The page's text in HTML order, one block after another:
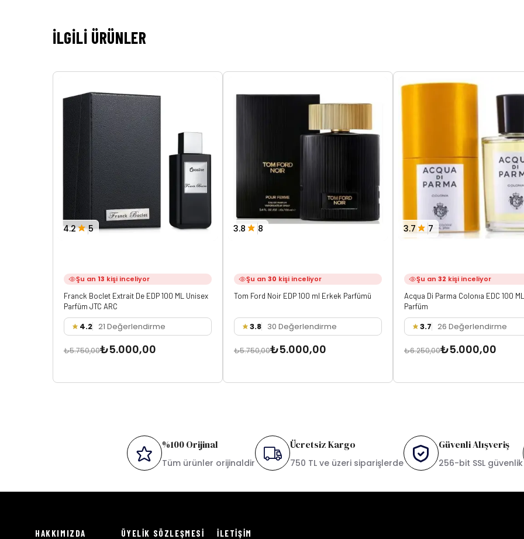
İLGILI ÜRÜNLER
4.2 5
Şu an 13 kişi inceliyor
Franck Boclet Extrait De EDP 100 ML Unisex
Parfüm JTC ARC
4.2 21 Değerlendirme
₺5.750,00₺5.000,00
3.8 8
Şu an 30 kişi inceliyor
Tom Ford Noir EDP 100 ml Erkek Parfümü
3.8 30 Değerlendirme
₺5.750,00₺5.000,00
3.7 7
Şu an 32 kişi inceliyor
Acqua Di Parma Colonıa EDC 100
Parfüm
3.7 26 Değerlendirme
₺6.250,00₺5.000,00
%100 Orijinal
Tüm ürünler orijinaldir
Ücretsiz Kargo
750 TL ve üzeri siparişlerde
Güvenli Alışveriş
256-bit SSL güvenlik